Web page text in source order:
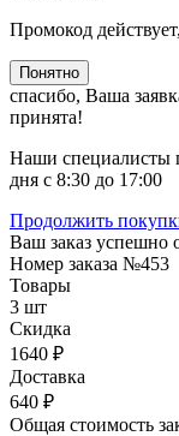
Промокод
Понятно
спасибо, Ваша
принята!
Наши специалисты
дня с 8:30 до 17:00
Продолжить
Ваш заказ успешно
Номер заказа №453
Товары
3 шт
Скидка
1640 ₽
Доставка
640 ₽
Общая стоимость